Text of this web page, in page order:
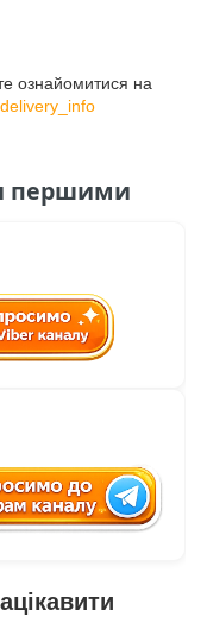
ознайомитися на
першими